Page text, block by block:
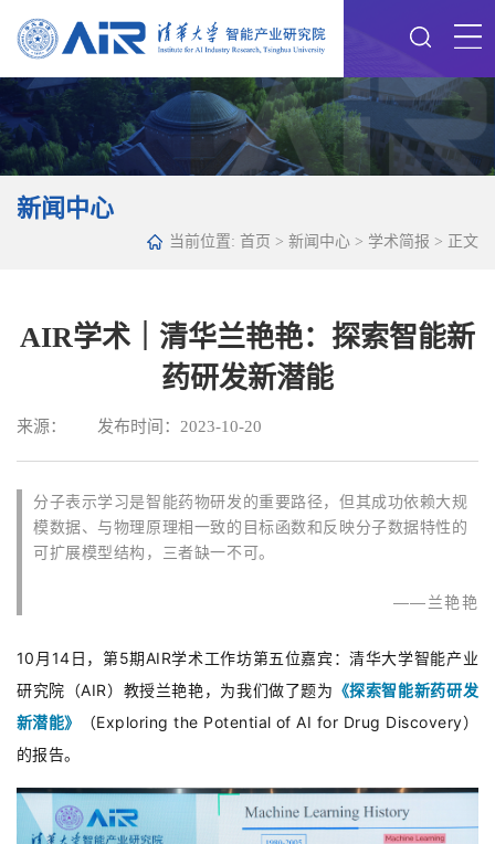
新闻中心
当前位置: 首页 > 新闻中心 > 学术简报 > 正文
AIR学术｜清华兰艳艳：探索智能新
药研发新潜能
来源： 发布时间：2023-10-20
分子表示学习是智能药物研发的重要路径，但其成功依赖大规
模数据、与物理原理相一致的目标函数和反映分子数据特性的
可扩展模型结构，三者缺一不可。
——兰艳艳
10月14日，第5期AIR学术工作坊第五位嘉宾：清华大学智能产业
研究院（AIR）教授兰艳艳，为我们做了题为 《探索智能新药研发
新潜能》
（Exploring the Potential of AI for Drug Discovery）
的报告。